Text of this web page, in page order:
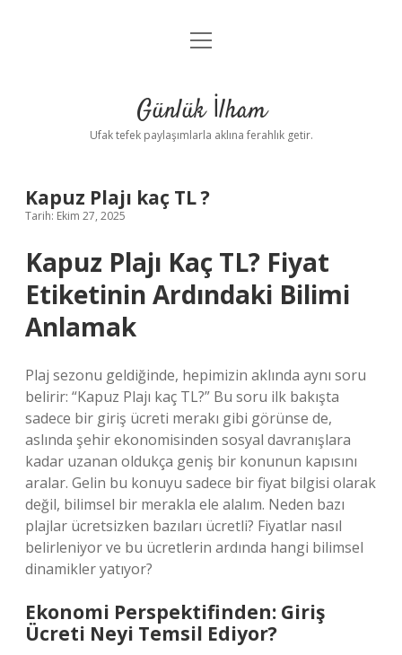
Anasayfa
Yasal Uyarı
menüyü
Günlük İlham
Ufak tefek paylaşımlarla aklına ferahlık getir.
Kapuz Plajı kaç TL ?
Tarih: Ekim 27, 2025
Kapuz Plajı Kaç TL? Fiyat
Etiketinin Ardındaki Bilimi
Anlamak
Plaj sezonu geldiğinde, hepimizin aklında aynı soru
belirir: “Kapuz Plajı kaç TL?” Bu soru ilk bakışta
sadece bir giriş ücreti merakı gibi görünse de,
aslında şehir ekonomisinden sosyal davranışlara
kadar uzanan oldukça geniş bir konunun kapısını
aralar. Gelin bu konuyu sadece bir fiyat bilgisi olarak
değil, bilimsel bir merakla ele alalım. Neden bazı
plajlar ücretsizken bazıları ücretli? Fiyatlar nasıl
belirleniyor ve bu ücretlerin ardında hangi bilimsel
dinamikler yatıyor?
Ekonomi Perspektifinden: Giriş
Ücreti Neyi Temsil Ediyor?